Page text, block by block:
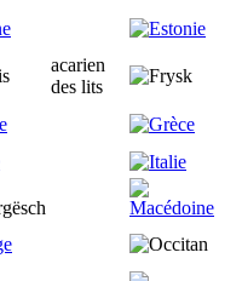
acarien
des lits